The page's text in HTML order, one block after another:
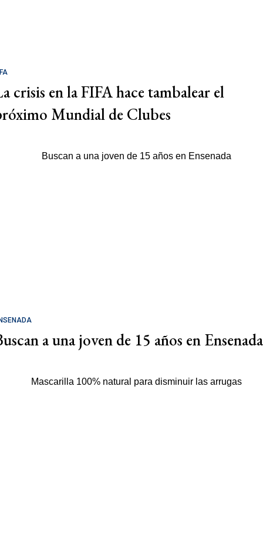
crisis en la FIFA hace tambalear el
Mundial de Clubes
a una joven de 15 años en Ensenada